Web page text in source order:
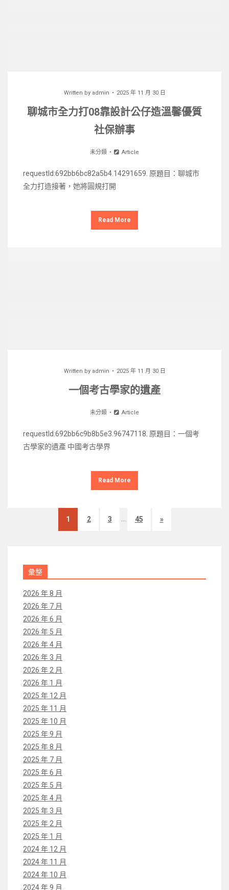
Written by admin 2025 年 11 月 30 日
聊城市全力打08靠設計公仔造溫馨優質
社保辦事
未分類 Article
requestId:692bb6bc82a5b4.14291659. 原題目：聊城市
全力打造接著，她將圓規打開
Read More
Written by admin 2025 年 11 月 30 日
一個考古學家的遺產
未分類 Article
requestId:692bb6c9b8b5e3.96747118. 原題目：一個考
古學家的遺產 中國考古學界
Read More
1 2 3 ... 45 »
彙整
2026 年 8 月
2026 年 7 月
2026 年 6 月
2026 年 5 月
2026 年 4 月
2026 年 3 月
2026 年 2 月
2026 年 1 月
2025 年 12 月
2025 年 11 月
2025 年 10 月
2025 年 9 月
2025 年 8 月
2025 年 7 月
2025 年 6 月
2025 年 5 月
2025 年 4 月
2025 年 3 月
2025 年 2 月
2025 年 1 月
2024 年 12 月
2024 年 11 月
2024 年 10 月
2024 年 9 月